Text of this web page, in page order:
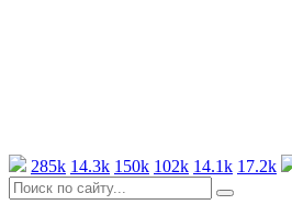
285k 14.3k 150k 102k 14.1k 17.2k